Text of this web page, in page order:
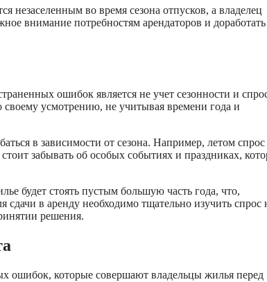
незаселенным во время сезона отпусков, а владелец
внимание потребностям арендаторов и доработать
ошибок является не учет сезонности и
усмотрению, не учитывая времени года и
в зависимости от сезона. Например, летом спрос
забывать об особых событиях и праздниках,
будет стоять пустым большую часть года, что,
в аренду необходимо тщательно изучить спрос
решения.
ошибок, которые совершают владельцы жилья перед